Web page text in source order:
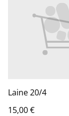
Laine 20/4
15,00 €